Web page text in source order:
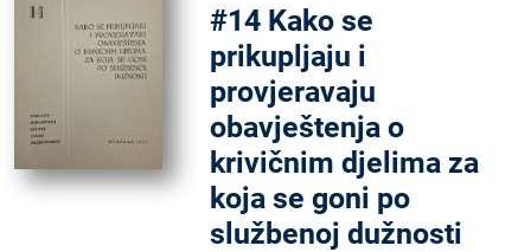
#14 Kako se
prikupljaju i
provjeravaju
obavještenja o
krivičnim djelima za
koja se goni po
službenoj dužnosti